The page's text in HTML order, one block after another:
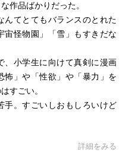
作品ばかりだった。
んてとてもバランスのとれた
宙怪物園」「雪」もすきだな
、小学生に向けて真剣に漫画
怖」や「性欲」や「暴力」を
すごい。
手。すごいしおもしろいけど
詳細をみる